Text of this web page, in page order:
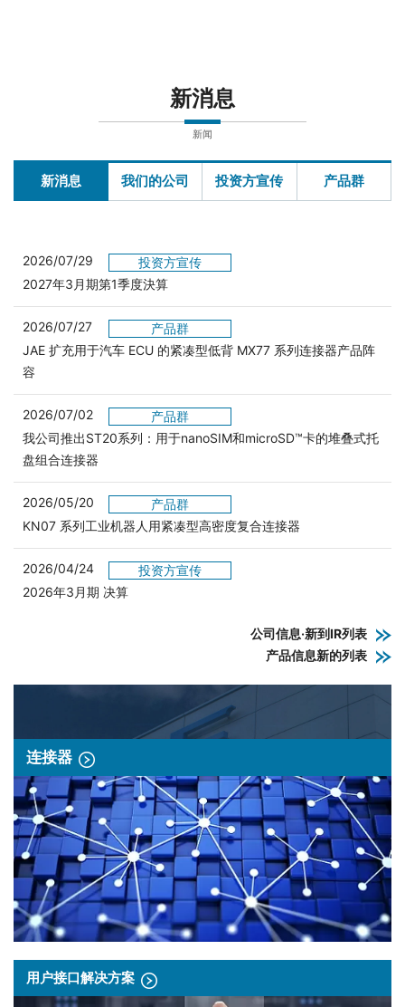
新消息
新闻
新消息 我们的公司 投资方宣传 产品群
2026/07/29
投资方宣传
2027年3月期第1季度決算
2026/07/27
产品群
JAE 扩充用于汽车 ECU 的紧凑型低背 MX77 系列连接器产品阵
容
2026/07/02
产品群
我公司推出ST20系列：用于nanoSIM和microSD™卡的堆叠式托
盘组合连接器
2026/05/20
产品群
KN07 系列工业机器人用紧凑型高密度复合连接器
2026/04/24
投资方宣传
2026年3月期 决算
公司信息·新到IR列表
产品信息新的列表
连接器
用户接口解决方案